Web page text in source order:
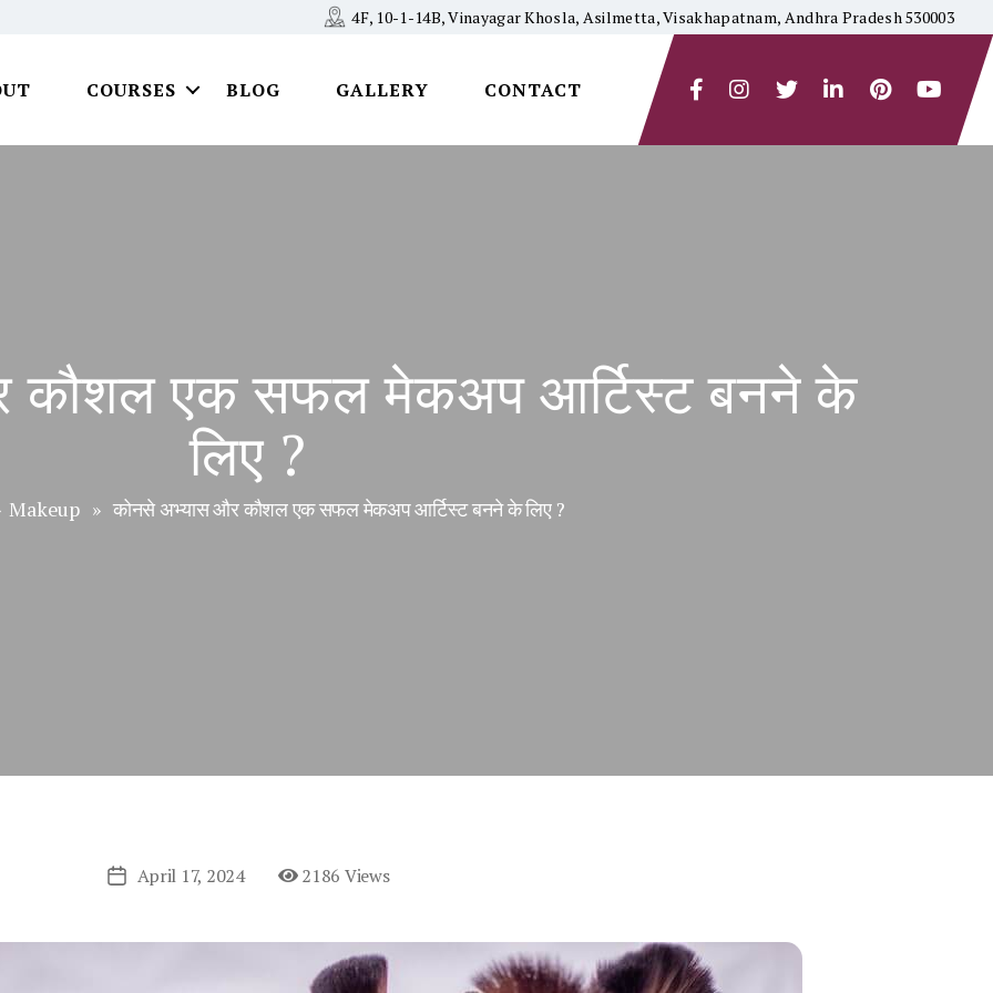
4F, 10-1-14B, Vinayagar Khosla, Asilmetta, Visakhapatnam, Andhra Pradesh 530003
COURSES BLOG GALLERY CONTACT
कौशल एक सफल मेकअप आर्टिस्ट बनने के
लिए ?
Makeup» कोनसे अभ्यास और कौशल एक सफल मेकअप आर्टिस्ट बनने के लिए ?
PostApril 17, 2024 2186 Views